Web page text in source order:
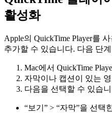
활성화
Apple의 QuickTime Player를
추가할 수 있습니다. 다음 단
Mac에서 QuickTime
자막이나 캡션이 있는
다음을 선택할 수 있습
“보기” > “자막”을 선택